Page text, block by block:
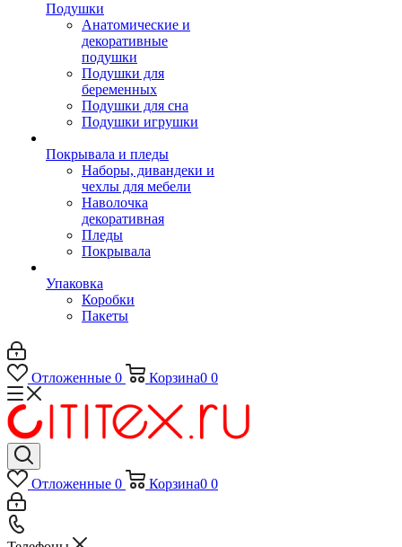
Подушки
Анатомические и
декоративные
подушки
Подушки для
беременных
Подушки для сна
Подушки игрушки
Покрывала и пледы
Наборы, дивандеки и
чехлы для мебели
Наволочка
декоративная
Пледы
Покрывала
Упаковка
Коробки
Пакеты
Отложенные 0 Корзина0 0
Отложенные 0 Корзина0 0